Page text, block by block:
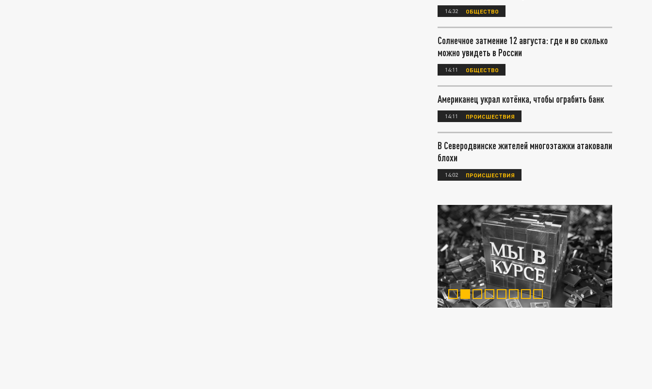
14:32 ОБЩЕСТВО
Солнечное затмение 12 августа: где и во сколько
можно увидеть в России
14:11 ОБЩЕСТВО
Американец украл котёнка, чтобы ограбить банк
14:11 ПРОИСШЕСТВИЯ
В Северодвинске жителей многоэтажки атаковали
блохи
14:02 ПРОИСШЕСТВИЯ